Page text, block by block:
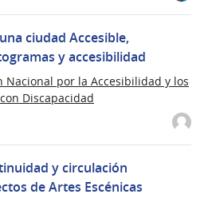
ciudad Accesible,
y accesibilidad
Nacional por la Accesibilidad y los
Discapacidad
y circulación
de Artes Escénicas